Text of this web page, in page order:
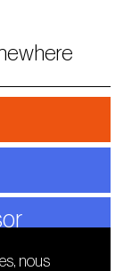
nous